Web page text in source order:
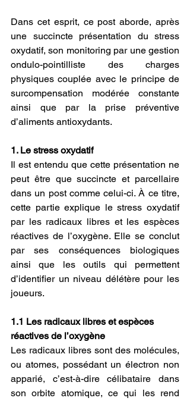
Dans cet esprit, ce post aborde, après
une succincte présentation du stress
oxydatif, son monitoring par une gestion
ondulo-pointilliste des charges
physiques couplée avec le principe de
surcompensation modérée constante
ainsi que par la prise préventive
d’aliments antioxydants.
1. Le stress oxydatif
Il est entendu que cette présentation ne
peut être que succincte et parcellaire
dans un post comme celui-ci. À ce titre,
cette partie explique le stress oxydatif
par les radicaux libres et les espèces
réactives de l’oxygène. Elle se conclut
par ses conséquences biologiques
ainsi que les outils qui permettent
d’identifier un niveau délétère pour les
joueurs.
1.1 Les radicaux libres et espèces
réactives de l’oxygène
Les radicaux libres sont des molécules,
ou atomes, possédant un électron non
apparié, c’est-à-dire célibataire dans
son orbite atomique, ce qui les rend